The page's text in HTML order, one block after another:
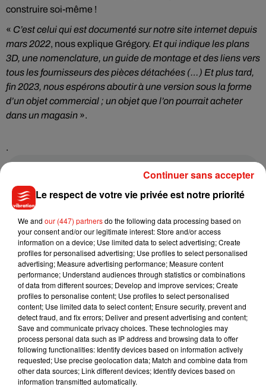
construire soi-même !
« C’est celui qui est documenté sur notre site internet depuis
mars 2022, nous explique Grégory. Et qui indique les plans
3D, une nomenclature, un guide de montage et des liens vers
tous les fournisseurs des pièces détachées (…) Et plus tard,
fin 2023, nous espérons aboutir à une version sous la forme
d’un objet commercial ; un objet que l’on pourrait acheter
dans un magasin ».
.
Pour l’heure, le Vhélio est porté par une association, Vélo
solaire pour tous, qui compte plus de 100 bénévoles
aujourd’hui. Fin 2023, après l’obtention de la certification de
l’objet, l’association cherchera des partenaires prêts à
fabriquer, commercialiser et entretenir les Vhélios. L’objectif
est de «bâtir un réseau d’acteurs».
Mais en attendant, ceux qui ont l’âme d’un bricoleur peuvent
tenter dès maintenant de le construire eux-mêmes. Toute la
documentation est en accès libresur le site internet du
projet!
Le respect de votre vie privée est notre priorité
We and our (447) partnersdo the following data processing based on
your consent and/or our legitimate interest: Store and/or access
information on a device; Use limited data to select advertising; Create
profiles for personalised advertising; Use profiles to select personalised
advertising; Measure advertising performance; Measure content
performance; Understand audiences through statistics or combinations
of data from different sources; Develop and improve services; Create
profiles to personalise content; Use profiles to select personalised
content; Use limited data to select content; Ensure security, prevent and
detect fraud, and fix errors; Deliver and present advertising and content;
Save and communicate privacy choices. These technologies may
process personal data such as IP address and browsing data to offer
following functionalities: Identify devices based on information actively
requested; Use precise geolocation data; Match and combine data from
other data sources; Link different devices; Identify devices based on
information transmitted automatically.
Continuer sans accepter